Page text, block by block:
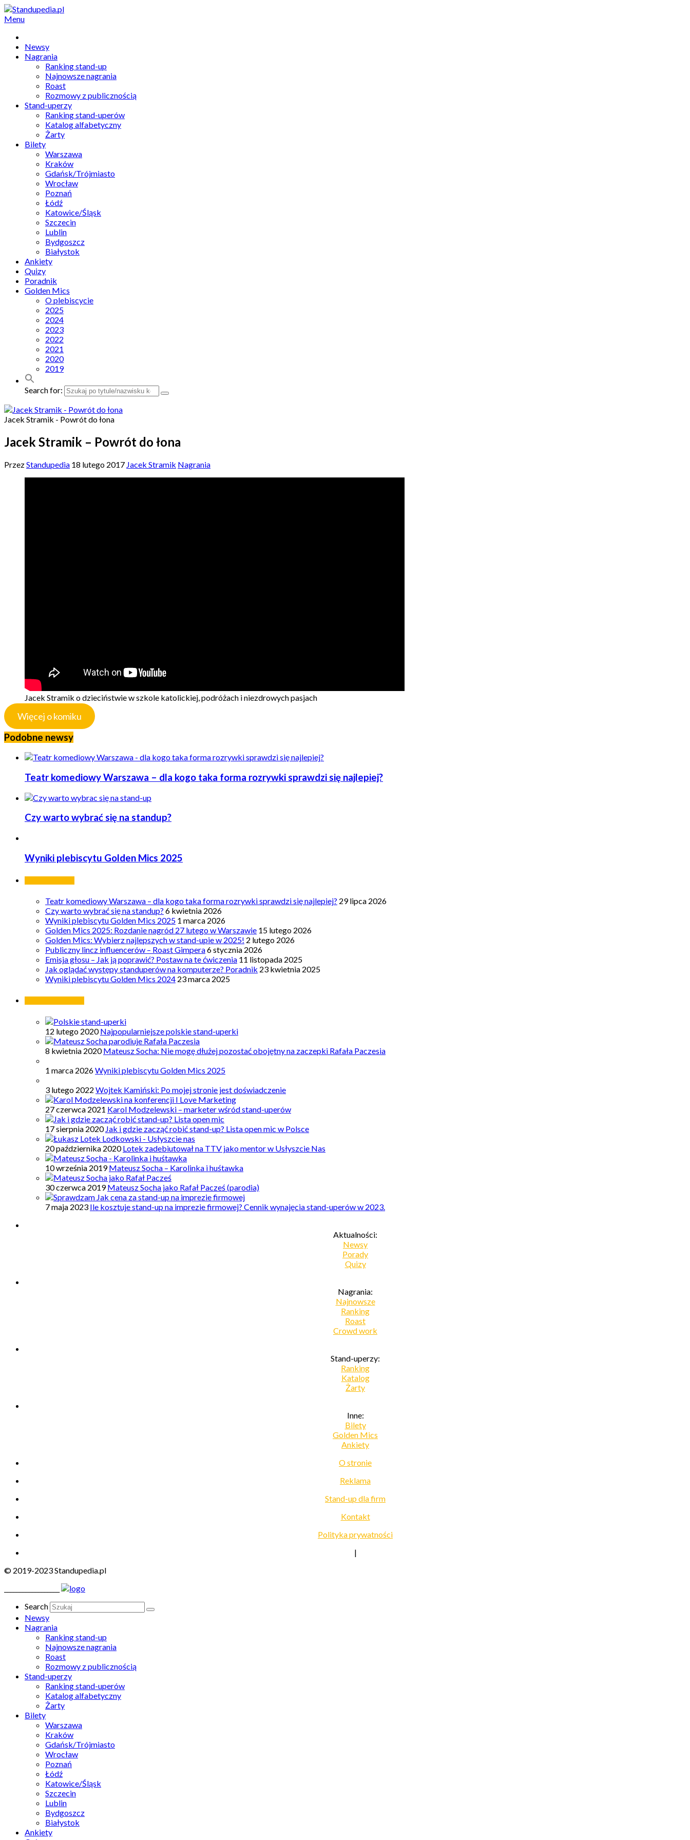
Menu
Newsy
Nagrania
Ranking stand-up
Najnowsze nagrania
Roast
Rozmowy z publicznością
Stand-uperzy
Ranking stand-uperów
Katalog alfabetyczny
Żarty
Bilety
Warszawa
Kraków
Gdańsk/Trójmiasto
Wrocław
Poznań
Łódź
Katowice/Śląsk
Szczecin
Lublin
Bydgoszcz
Białystok
Ankiety
Quizy
Poradnik
Golden Mics
O plebiscycie
2025
2024
2023
2022
2021
2020
2019
Search for:
Jacek Stramik - Powrót do łona
Jacek Stramik – Powrót do łona
PrzezStandupedia 18 lutego 2017 Jacek Stramik Nagrania
Jacek Stramik o dzieciństwie w szkole katolickiej, podróżach i niezdrowych pasjach
Więcej o komiku
Podobne newsy
Teatr komediowy Warszawa – dla kogo taka forma rozrywki sprawdzi się najlepiej?
Czy warto wybrać się na standup?
Wyniki plebiscytu Golden Mics 2025
Teatr komediowy Warszawa – dla kogo taka forma rozrywki sprawdzi się najlepiej? 29 lipca 2026
Czy warto wybrać się na standup? 6 kwietnia 2026
Wyniki plebiscytu Golden Mics 2025 1 marca 2026
Golden Mics 2025: Rozdanie nagród 27 lutego w Warszawie 15 lutego 2026
Golden Mics: Wybierz najlepszych w stand-upie w 2025! 2 lutego 2026
Publiczny lincz influencerów – Roast Gimpera6 stycznia 2026
Emisja głosu – Jak ją poprawić? Postaw na te ćwiczenia 11 listopada 2025
Jak oglądać występy standuperów na komputerze? Poradnik 23 kwietnia 2025
Wyniki plebiscytu Golden Mics 2024 23 marca 2025
12 lutego 2020 Najpopularniejsze polskie stand-uperki
8 kwietnia 2020 Mateusz Socha: Nie mogę dłużej pozostać obojętny na zaczepki Rafała Paczesia
1 marca 2026Wyniki plebiscytu Golden Mics 2025
3 lutego 2022 Wojtek Kamiński: Po mojej stronie jest doświadczenie
27 czerwca 2021 Karol Modzelewski – marketer wśród stand-uperów
17 sierpnia 2020 Jak i gdzie zacząć robić stand-up? Lista open mic w Polsce
20 października 2020 Lotek zadebiutował na TTV jako mentor w Usłyszcie Nas
10 września 2019 Mateusz Socha – Karolinka i huśtawka
30 czerwca 2019 Mateusz Socha jako Rafał Pacześ (parodia)
7 maja 2023 Ile kosztuje stand-up na imprezie firmowej? Cennik wynajęcia stand-uperów w 2023.
Aktualności:
Newsy
Porady
Quizy
Nagrania:
Najnowsze
Ranking
Roast
Crowd work
Stand-uperzy:
Ranking
Katalog
Żarty
Inne:
Bilety
Golden Mics
Ankiety
O stronie
Reklama
Stand-up dla firm
Kontakt
Polityka prywatności
|
© 2019-2023 Standupedia.pl
Search
Newsy
Nagrania
Ranking stand-up
Najnowsze nagrania
Roast
Rozmowy z publicznością
Stand-uperzy
Ranking stand-uperów
Katalog alfabetyczny
Żarty
Bilety
Warszawa
Kraków
Gdańsk/Trójmiasto
Wrocław
Poznań
Łódź
Katowice/Śląsk
Szczecin
Lublin
Bydgoszcz
Białystok
Ankiety